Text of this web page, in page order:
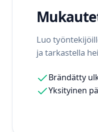
Luo
ja tarkastella
Brändätty
Yksityinen